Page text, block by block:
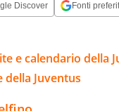
Discover Fonti
e calendario della
della Juventus